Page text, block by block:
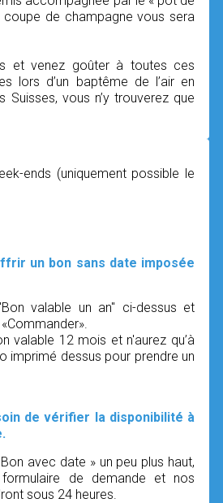
coupe de champagne vous sera
et venez goûter à toutes ces
lors d’un baptême de l’air en
Suisses, vous n’y trouverez que
ends (uniquement possible le
un bon sans date imposée
valable un an" ci-dessus et
valable 12 mois et n'aurez qu’à
imprimé dessus pour prendre un
de vérifier la disponibilité à
avec date » un peu plus haut,
de demande et nos
sous 24 heures.